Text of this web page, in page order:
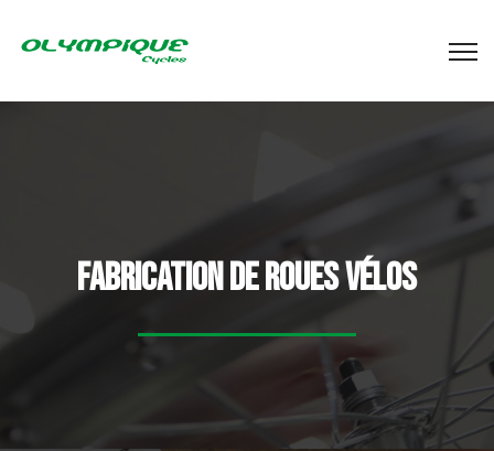
Fabrication de roues vélos